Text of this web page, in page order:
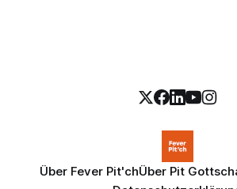
Über Fever Pit'chÜber Pit